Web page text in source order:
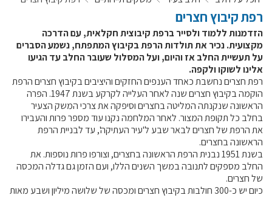
רשימת המחלבות
לאתר יצרני החלב
מחלקות המועצה, עיקרי עיסוקן
מפת הרפתות, הדירים והמחלבות
רשימת טלפונים – מועצת החלב
קול קורא ליצרנים חדשים – בקר / עיזים / כבשים
מכרזים
דרושים
זוכרים
צור קשר
רפת קיבוץ חצרים
הזדמנות ללמוד ולסייר ברפת קיבוצית חקלאית, עם הדרכה
מקצועית. נכיר את תולדות הרפת בקיבוץ המתפתח, נשמע הסברים
על תעשיית החלב אז והיום, ועל המסלול שעובר החלב עד הגיעו
אלינו לשוקו ולקפה.
רפת חצרים נחשבת כאחד הענפים החזקים והיציבים בקיבוץ חצרים הרפת
הוקמה בקיבוץ חצרים שנה לאחר העלייה לקרקע בשנת 1947. הפרה
הראשונה שנקנתה המליטה בחצרים וסיפקה את צרכי המשק הצעיר
בחלב כל תקופת המצור. לאחר המלחמה נקנו עוד מספר פרות והעבירו
את הרפת של חצרים לבאר שבע ל'עיר העתיקה', עד לבניית הרפת
הראשונה בחצרים.
בשנת 1951 נבנית הרפת הראשונה בחצרים, וצורפו פרות נוספות. את
החלב מספקים לתנובה במשך השנים הללו, ועם הזמן גם גדלה המכסה
של חצרים.
כיום יש כ-300 חולבות בקיבוץ חצרים ומכסה של שלושה מיליון ושבע מאות